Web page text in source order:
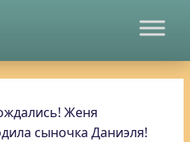
Женя
сыночка Даниэля!